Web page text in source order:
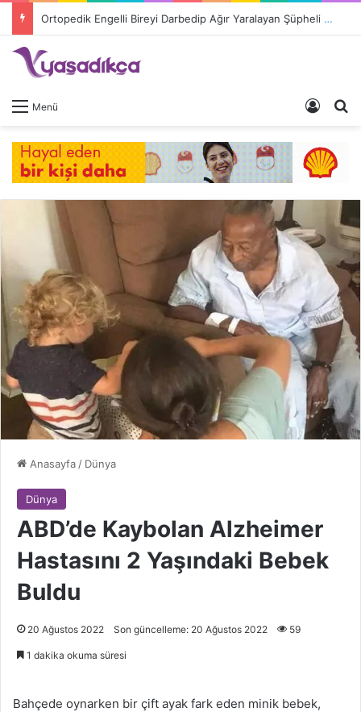
Ortopedik Engelli Bireyi Darbedip Ağır Yaralayan Şüpheli Tutuklandı
Menü Giriş
Anasayfa / Dünya
Dünya
ABD’de Kaybolan Alzheimer
Hastasını 2 Yaşındaki Bebek
Buldu
20 Ağustos 2022 Son güncelleme: 20 Ağustos 2022 59
1 dakika okuma süresi
Bahçede oynarken bir çift ayak fark eden minik bebek,